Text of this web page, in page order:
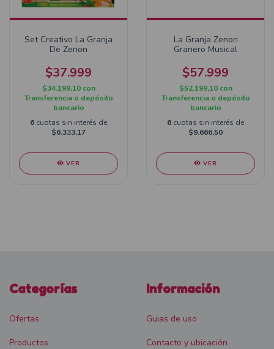
Set Creativo La Granja
De Zenon
$37.999
$34.199,10 con
Transferencia o depósito
bancario
6 cuotas sin interés de
$6.333,17
VER
La Granja Zenon
Granero Musical
$57.999
$52.199,10 con
Transferencia o depósito
bancario
6 cuotas sin interés de
$9.666,50
VER
Categorías
Ofertas
Productos
Información
Guias de uso
Contacto y ubicación